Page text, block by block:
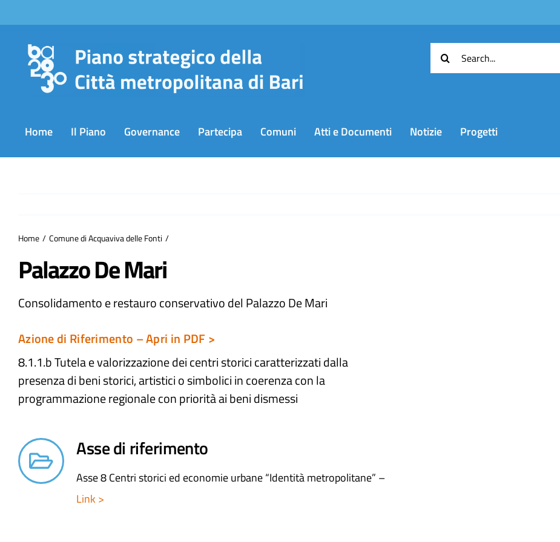
al
contenuto
Cerca
per:
Home Il Piano Governance Partecipa Comuni Atti e Documenti Notizie Progetti
Home Comune di Acquaviva delle Fonti
Palazzo De Mari
Consolidamento e restauro conservativo del Palazzo De Mari
Azione di Riferimento – Apri in PDF >
8.1.1.b Tutela e valorizzazione dei centri storici caratterizzati dalla
presenza di beni storici, artistici o simbolici in coerenza con la
programmazione regionale con priorità ai beni dismessi​
Asse di riferimento
Asse 8 Centri storici ed economie urbane “Identità metropolitane” –
Link >